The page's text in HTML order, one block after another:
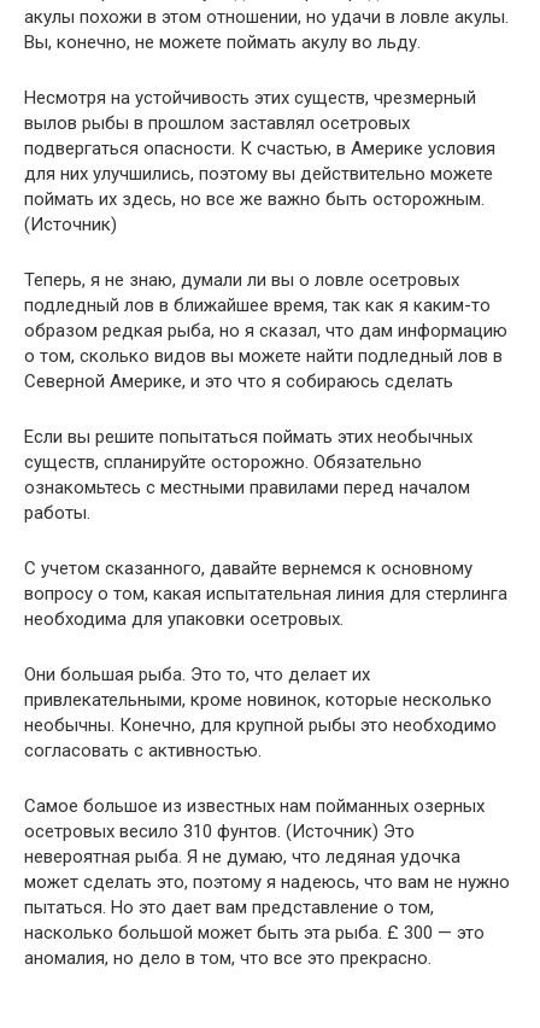
акулы похожи в этом отношении, но удачи в ловле акулы.
Вы, конечно, не можете поймать акулу во льду.
Несмотря на устойчивость этих существ, чрезмерный
вылов рыбы в прошлом заставлял осетровых
подвергаться опасности. К счастью, в Америке условия
для них улучшились, поэтому вы действительно можете
поймать их здесь, но все же важно быть осторожным.
(Источник)
Теперь, я не знаю, думали ли вы о ловле осетровых
подледный лов в ближайшее время, так как я каким-то
образом редкая рыба, но я сказал, что дам информацию
о том, сколько видов вы можете найти подледный лов в
Северной Америке, и это что я собираюсь сделать
Если вы решите попытаться поймать этих необычных
существ, спланируйте осторожно. Обязательно
ознакомьтесь с местными правилами перед началом
работы.
С учетом сказанного, давайте вернемся к основному
вопросу о том, какая испытательная линия для стерлинга
необходима для упаковки осетровых.
Они большая рыба. Это то, что делает их
привлекательными, кроме новинок, которые несколько
необычны. Конечно, для крупной рыбы это необходимо
согласовать с активностью.
Самое большое из известных нам пойманных озерных
осетровых весило 310 фунтов. (Источник) Это
невероятная рыба. Я не думаю, что ледяная удочка
может сделать это, поэтому я надеюсь, что вам не нужно
пытаться. Но это дает вам представление о том,
насколько большой может быть эта рыба. £ 300 — это
аномалия, но дело в том, что все это прекрасно.